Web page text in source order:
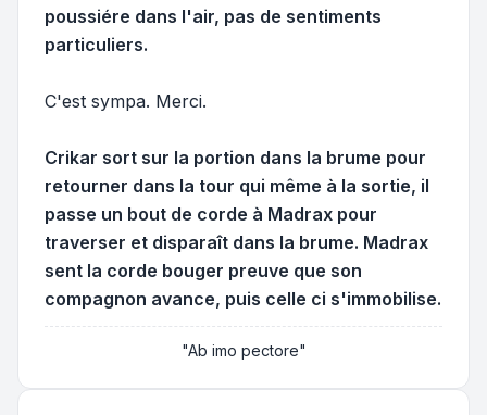
poussiére dans l'air, pas de sentiments
particuliers.
C'est sympa. Merci.
Crikar sort sur la portion dans la brume pour
retourner dans la tour qui même à la sortie, il
passe un bout de corde à Madrax pour
traverser et disparaît dans la brume. Madrax
sent la corde bouger preuve que son
compagnon avance, puis celle ci s'immobilise.
"Ab imo pectore"